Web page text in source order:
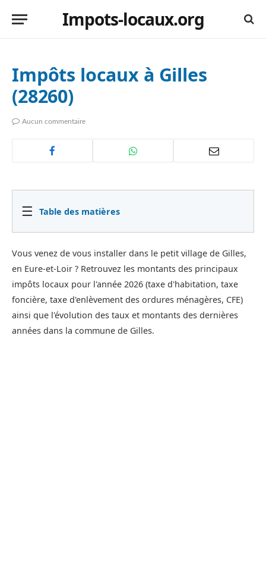
Impots-locaux.org
Impôts locaux à Gilles
(28260)
Aucun commentaire
☰ Table des matières
Vous venez de vous installer dans le petit village de Gilles,
en Eure-et-Loir ? Retrouvez les montants des principaux
impôts locaux pour l'année 2026 (taxe d'habitation, taxe
foncière, taxe d'enlèvement des ordures ménagères, CFE)
ainsi que l'évolution des taux et montants des dernières
années dans la commune de Gilles.